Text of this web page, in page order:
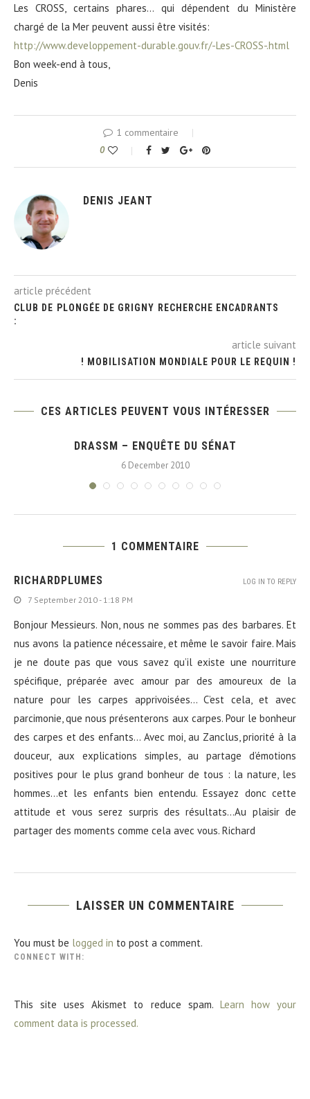
Les CROSS, certains phares… qui dépendent du Ministère
chargé de la Mer peuvent aussi être visités:
http://www.developpement-durable.gouv.fr/-Les-CROSS-.html
Bon week-end à tous,
Denis
1 commentaire
0
DENIS JEANT
article précédent
CLUB DE PLONGÉE DE GRIGNY RECHERCHE ENCADRANTS
:
article suivant
! MOBILISATION MONDIALE POUR LE REQUIN !
CES ARTICLES PEUVENT VOUS INTÉRESSER
DRASSM – ENQUÊTE DU SÉNAT
6 December 2010
1 COMMENTAIRE
RICHARDPLUMES
7 September 2010 - 1:18 PM
Bonjour Messieurs. Non, nous ne sommes pas des barbares. Et
nus avons la patience nécessaire, et même le savoir faire. Mais
je ne doute pas que vous savez qu’il existe une nourriture
spécifique, préparée avec amour par des amoureux de la
nature pour les carpes apprivoisées… C’est cela, et avec
parcimonie, que nous présenterons aux carpes. Pour le bonheur
des carpes et des enfants… Avec moi, au Zanclus, priorité à la
douceur, aux explications simples, au partage d’émotions
positives pour le plus grand bonheur de tous : la nature, les
hommes…et les enfants bien entendu. Essayez donc cette
attitude et vous serez surpris des résultats…Au plaisir de
partager des moments comme cela avec vous. Richard
LOG IN TO REPLY
LAISSER UN COMMENTAIRE
You must be logged in to post a comment.
CONNECT WITH:
This site uses Akismet to reduce spam. Learn how your
comment data is processed.